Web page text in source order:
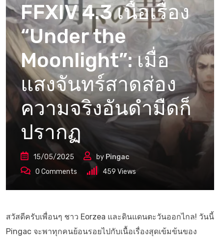
FFXIV 4.3 เนื้อเรื่อง
“Under the
Moonlight”: เมื่อ
แสงจันทร์สาดส่อง
ความจริงอันดำมืดก็
ปรากฏ
15/05/2025 by Pingac
0 Comments 459 Views
สวัสดีครับเพื่อนๆ ชาว Eorzea และดินแดนตะวันออกไกล! วันนี้
Pingac จะพาทุกคนย้อนรอยไปกับเนื้อเรื่องสุดเข้มข้นของ